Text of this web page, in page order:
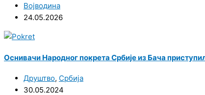
Војводина
24.05.2026
Оснивачи Народног покрета Србије из Бача
Друштво, Србија
30.05.2024